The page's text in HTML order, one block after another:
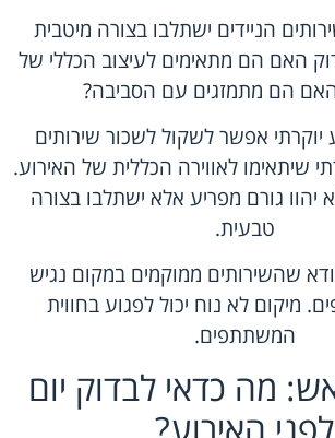
הניידים ישתלבו בצורה מיטבית
האם הם מתאימים לעיצוב הכללי של
הם מתמזגים עם הסביבה?
יוקרתי אפשר לשקול לשכור שירותים
שיתאימו לאווירה הכללית של האירוע.
יהוו גורם מפריע אלא ישתלבו בצורה
טבעית.
שהשירותים ממוקמים במקום נגיש
מיקום לא נוח יכול לפגוע בחווית
המשתתפים.
מה כדאי לבדוק יום
לפני האירוע?